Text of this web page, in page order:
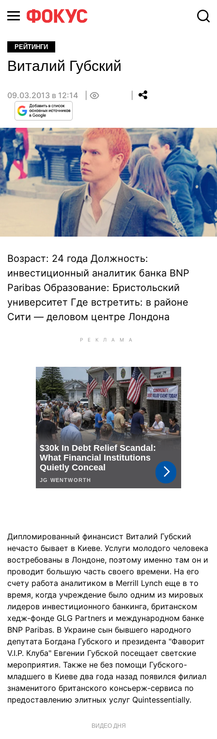
РЕЙТИНГИ
Виталий Губский
09.03.2013 в 12:14
Возраст: 24 года Должность:
инвестиционный аналитик банка BNP
Paribas Образование: Бристольский
университет Где встретить: в районе
Сити — деловом центре Лондона
Дипломированный финансист Виталий Губский
нечасто бывает в Киеве. Услуги молодого человека
востребованы в Лондоне, поэтому именно там он и
проводит большую часть своего времени. На его
счету работа аналитиком в Merrill Lynch еще в то
время, когда учреждение было одним из мировых
лидеров инвестиционного банкинга, британском
хедж-фонде GLG Partners и международном банке
BNP Paribas. В Украине сын бывшего народного
депутата Богдана Губского и президента "Фаворит
V.I.P. Клуба" Евгении Губской посещает светские
мероприятия. Также не без помощи Губского-
младшего в Киеве два года назад появился филиал
знаменитого британского консьерж-сервиса по
предоставлению элитных услуг Quintessentially.
ВИДЕО ДНЯ